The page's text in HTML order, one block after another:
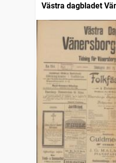
Västra dagbladet